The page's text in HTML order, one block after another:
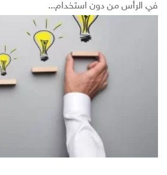
في الرأس من دون استخدام...